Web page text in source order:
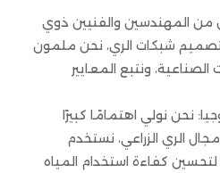
من المهندسين والفنيين ذوي
تصميم شبكات الري، نحن ملمون
ونتبع المعايير
نحن نولي اهتمامًا كبيرًا
الري الزراعي، نستخدم
لتحسين كفاءة استخدام المياه